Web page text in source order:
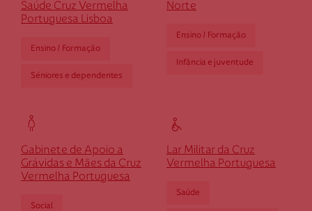
Se pretender optar por outro montante, indique-o aqui (p.e. 80)
Saúde Cruz Vermelha
Portuguesa Lisboa
Ensino / Formação
Séniores e dependentes
Norte
Ensino / Formação
Infância e juventude
Gabinete de Apoio a
Grávidas e Mães da Cruz
Vermelha Portuguesa
Social
Lar Militar da Cruz
Vermelha Portuguesa
Saúde